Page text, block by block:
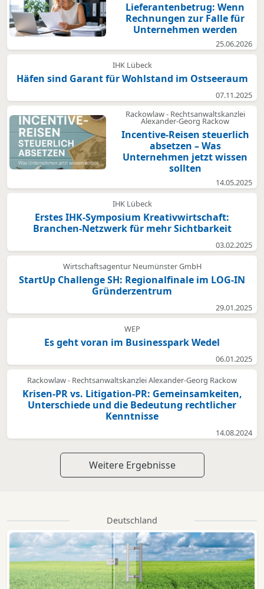
Lieferantenbetrug: Wenn
Rechnungen zur Falle für
Unternehmen werden
25.06.2026
IHK Lübeck
Häfen sind Garant für Wohlstand im Ostseeraum
07.11.2025
Rackowlaw - Rechtsanwaltskanzlei
Alexander-Georg Rackow
Incentive-Reisen steuerlich
absetzen – Was
Unternehmen jetzt wissen
sollten
14.05.2025
IHK Lübeck
Erstes IHK-Symposium Kreativwirtschaft:
Branchen-Netzwerk für mehr Sichtbarkeit
03.02.2025
Wirtschaftsagentur Neumünster GmbH
StartUp Challenge SH: Regionalfinale im LOG-IN
Gründerzentrum
29.01.2025
WEP
Es geht voran im Businesspark Wedel
06.01.2025
Rackowlaw - Rechtsanwaltskanzlei Alexander-Georg Rackow
Krisen-PR vs. Litigation-PR: Gemeinsamkeiten,
Unterschiede und die Bedeutung rechtlicher
Kenntnisse
14.08.2024
Weitere Ergebnisse
Deutschland